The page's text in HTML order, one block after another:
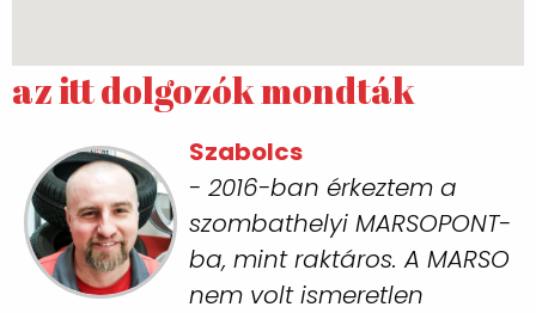
az itt dolgozók mondták
Szabolcs
- 2016-ban érkeztem a
szombathelyi MARSOPONT-
ba, mint raktáros. A MARSO
nem volt ismeretlen